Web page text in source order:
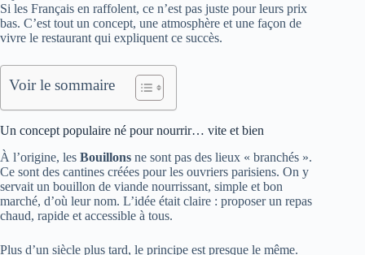
Si les Français en raffolent, ce n’est pas juste pour leurs prix
bas. C’est tout un concept, une atmosphère et une façon de
vivre le restaurant qui expliquent ce succès.
Voir le sommaire
Un concept populaire né pour nourrir… vite et bien
À l’origine, les Bouillons ne sont pas des lieux « branchés ».
Ce sont des cantines créées pour les ouvriers parisiens. On y
servait un bouillon de viande nourrissant, simple et bon
marché, d’où leur nom. L’idée était claire : proposer un repas
chaud, rapide et accessible à tous.
Plus d’un siècle plus tard, le principe est presque le même.